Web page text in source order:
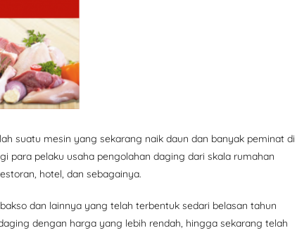
suatu mesin yang sekarang naik daun dan banyak peminat di
para pelaku usaha pengolahan daging dari skala rumahan
hotel, dan sebagainya.
dan lainnya yang telah terbentuk sedari belasan tahun
dengan harga yang lebih rendah, hingga sekarang telah